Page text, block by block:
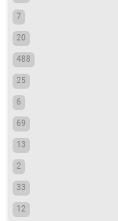
7
20
488
25
6
69
13
2
33
12